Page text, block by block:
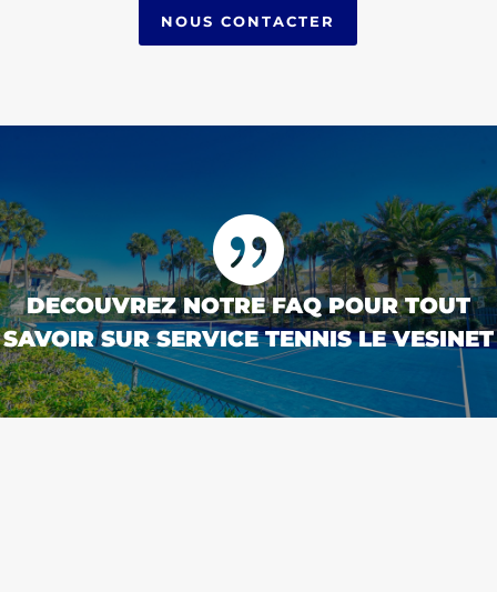
NOUS CONTACTER

DECOUVREZ NOTRE FAQ POUR TOUT
SAVOIR SUR SERVICE TENNIS LE VESINET